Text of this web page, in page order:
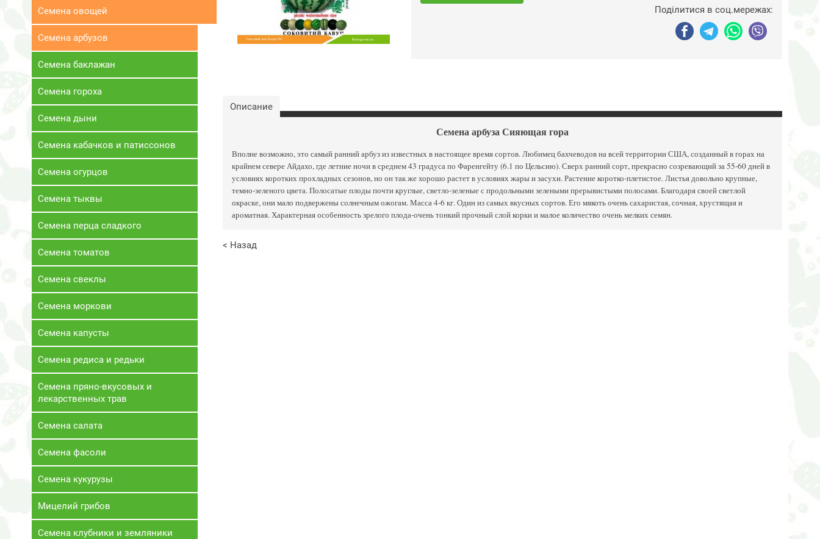
Семена овощей
Семена арбузов
Семена баклажан
Семена гороха
Семена дыни
Семена кабачков и патиссонов
Семена огурцов
Семена тыквы
Семена перца сладкого
Семена томатов
Семена свеклы
Семена моркови
Семена капусты
Семена редиса и редьки
Семена пряно-вкусовых и
лекарственных трав
Семена салата
Семена фасоли
Семена кукурузы
Мицелий грибов
Семена клубники и земляники
Поділитися в соц.мережах:
Описание
Семена арбуза Сияющая гора
Вполне возможно, это самый ранний арбуз из известных в настоящее время сортов. Любимец бахчеводов на всей территории США, созданный в горах на
крайнем севере Айдахо, где летние ночи в среднем 43 градуса по Фаренгейту (6.1 по Цельсию). Сверх ранний сорт, прекрасно созревающий за 55-60 дней в
условиях коротких прохладных сезонов, но он так же хорошо растет в условиях жары и засухи. Растение коротко-плетистое. Листья довольно крупные,
темно-зеленого цвета. Полосатые плоды почти круглые, светло-зеленые с продольными зелеными прерывистыми полосами. Благодаря своей светлой
окраске, они мало подвержены солнечным ожогам. Масса 4-6 кг. Один из самых вкусных сортов. Его мякоть очень сахаристая, сочная, хрустящая и
ароматная. Характерная особенность зрелого плода-очень тонкий прочный слой корки и малое количество очень мелких семян.
< Назад